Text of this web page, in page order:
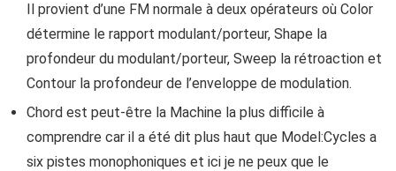
Il provient d’une FM normale à deux opérateurs où Color
détermine le rapport modulant/porteur, Shape la
profondeur du modulant/porteur, Sweep la rétroaction et
Contour la profondeur de l’enveloppe de modulation.
Chord est peut-être la Machine la plus difficile à
comprendre car il a été dit plus haut que Model:Cycles a
six pistes monophoniques et ici je ne peux que le